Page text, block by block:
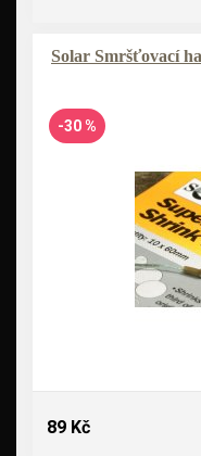
Solar Smršťovací
-30 %
89 Kč